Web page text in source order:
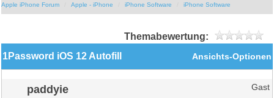
Apple iPhone Forum Apple - iPhone iPhone Software iPhone Software
Themabewertung:
Ansichts-Optionen
1Password iOS 12 Autofill
paddyie Gast